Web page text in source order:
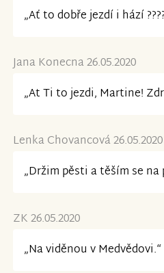
„Ať to dobře jezdí i hází
Jana Konecna 26.05.2020
„At Ti to jezdi, Martine!
Lenka Chovancová 26.05.2020
„Držim pěsti a těším se na
ZK 26.05.2020
„Na viděnou v Medvědovi.“